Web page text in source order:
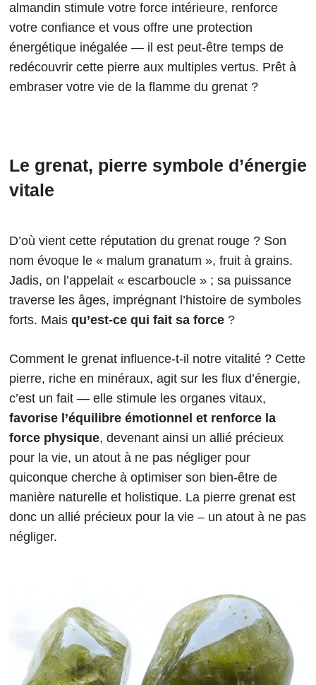
almandin stimule votre force intérieure, renforce
votre confiance et vous offre une protection
énergétique inégalée — il est peut-être temps de
redécouvrir cette pierre aux multiples vertus. Prêt à
embraser votre vie de la flamme du grenat ?
Le grenat, pierre symbole d’énergie
vitale
D’où vient cette réputation du grenat rouge ? Son
nom évoque le « malum granatum », fruit à grains.
Jadis, on l’appelait « escarboucle » ; sa puissance
traverse les âges, imprégnant l’histoire de symboles
forts. Mais qu’est-ce qui fait sa force ?
Comment le grenat influence-t-il notre vitalité ? Cette
pierre, riche en minéraux, agit sur les flux d’énergie,
c’est un fait — elle stimule les organes vitaux,
favorise l’équilibre émotionnel et renforce la
force physique, devenant ainsi un allié précieux
pour la vie, un atout à ne pas négliger pour
quiconque cherche à optimiser son bien-être de
manière naturelle et holistique. La pierre grenat est
donc un allié précieux pour la vie – un atout à ne pas
négliger.